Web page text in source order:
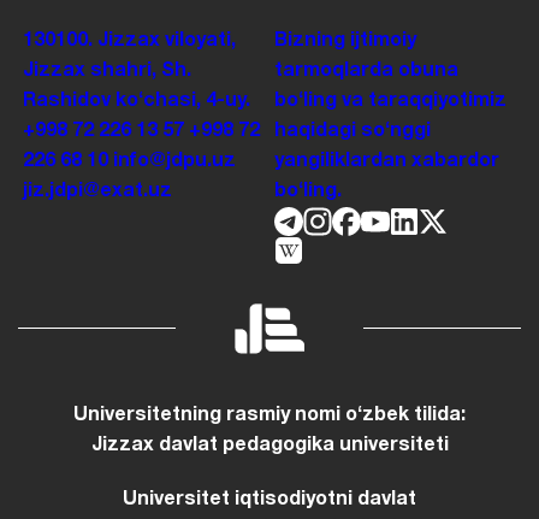
130100. Jizzax viloyati,
Jizzax shahri, Sh.
Rashidov koʻchasi, 4-uy.
+998 72 226 13 57 +998 72
226 68 10
info@jdpu.uz
jiz.jdpi@exat.uz
Bizning ijtimoiy
tarmoqlarda obuna
boʻling va taraqqiyotimiz
haqidagi soʻnggi
yangiliklardan xabardor
boʻling.
Universitetning rasmiy nomi oʻzbek tilida:
Jizzax davlat pedagogika universiteti
Universitet iqtisodiyotni davlat